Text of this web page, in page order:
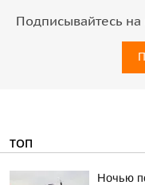
Подписывайтесь
ТОП
Ночью